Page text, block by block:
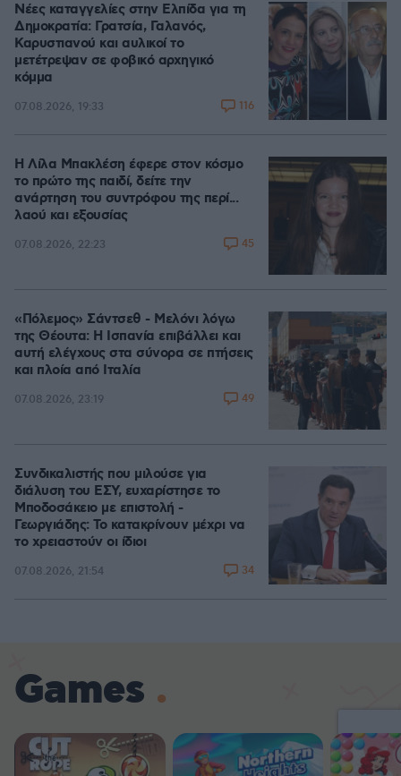
Νέες καταγγελίες στην Ελπίδα για τη
Δημοκρατία: Γρατσία, Γαλανός,
Καρυστιανού και αυλικοί το
μετέτρεψαν σε φοβικό αρχηγικό
κόμμα
07.08.2026, 19:33 116
Η Λίλα Μπακλέση έφερε στον κόσμο
το πρώτο της παιδί, δείτε την
ανάρτηση του συντρόφου της περί...
λαού και εξουσίας
07.08.2026, 22:23 45
«Πόλεμος» Σάντσεθ - Μελόνι λόγω
της Θέουτα: Η Ισπανία επιβάλλει και
αυτή ελέγχους στα σύνορα σε πτήσεις
και πλοία από Ιταλία
07.08.2026, 23:19 49
Συνδικαλιστής που μιλούσε για
διάλυση του ΕΣΥ, ευχαρίστησε το
Μποδοσάκειο με επιστολή -
Γεωργιάδης: Το κατακρίνουν μέχρι να
το χρειαστούν οι ίδιοι
07.08.2026, 21:54 34
Games